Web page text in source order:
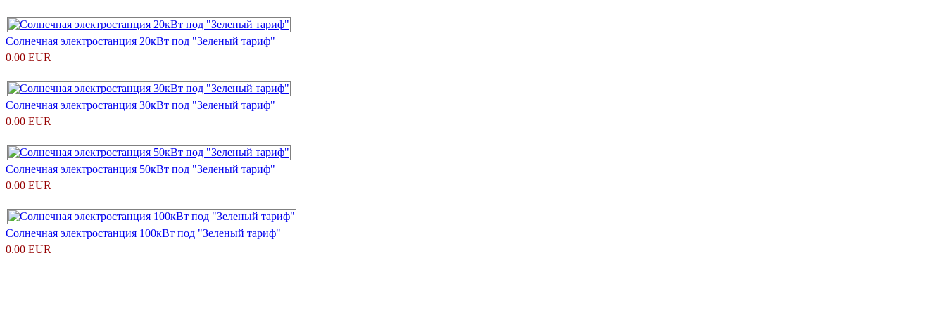
Солнечная электростанция 20кВт под "Зеленый тариф"
0.00 EUR
Солнечная электростанция 30кВт под "Зеленый тариф"
0.00 EUR
Солнечная электростанция 50кВт под "Зеленый тариф"
0.00 EUR
Солнечная электростанция 100кВт под "Зеленый тариф"
0.00 EUR